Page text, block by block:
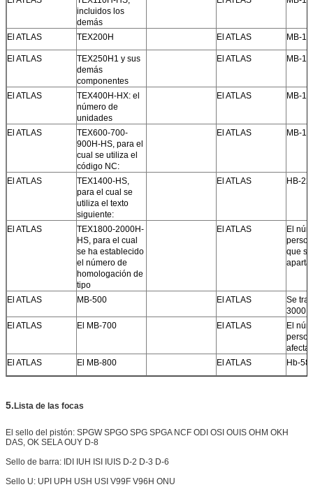
incluidos los
demás
El ATLAS TEX200H El ATLAS MB-
El ATLAS
TEX250H1 y sus
demás
componentes
El ATLAS MB-
El ATLAS
TEX400H-HX: el
número de
unidades
El ATLAS MB-
El ATLAS
TEX600-700-
900H-HS, para el
cual se utiliza el
código NC:
El ATLAS MB-
El ATLAS
TEX1400-HS,
para el cual se
utiliza el texto
siguiente:
El ATLAS HB-
El ATLAS
TEX1800-2000H-
HS, para el cual
se ha establecido
el número de
homologación de
tipo
El ATLAS
El
que
El ATLAS MB-500 El ATLAS
Se
3000.
El ATLAS
El MB-700 El ATLAS
El
El ATLAS
El MB-800 El ATLAS Hb-
5.Lista de las focas
El sello del pistón: SPGW SPGO SPG SPGA NCF ODI OSI OUIS OHM OKH
DAS, OK SELA OUY D-8
Sello de barra: IDI IUH ISI IUIS D-2 D-3 D-6
Sello U: UPI UPH USH USI V99F V96H ONU